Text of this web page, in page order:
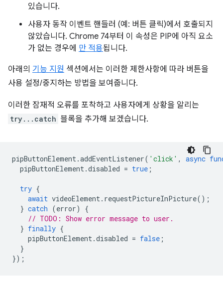
있습니다.
사용자 동작 이벤트 핸들러 (예: 버튼 클릭)에서 호출되지
않았습니다. Chrome 74부터 이 속성은 PIP에 아직 요소
가 없는 경우에 만 적용됩니다.
아래의 기능 지원 섹션에서는 이러한 제한사항에 따라 버튼을
사용 설정/중지하는 방법을 보여줍니다.
이러한 잠재적 오류를 포착하고 사용자에게 상황을 알리는
try...catch 블록을 추가해 보겠습니다.
pipButtonElement.addEventListener( 'click' , async
pipButtonElement.disabled = true ;
try {
await videoElement. requestPictureInPicture();
} catch (error)
{
// TODO: Show error message to user.
} finally {
pipButtonElement.disabled = false ;
}
});